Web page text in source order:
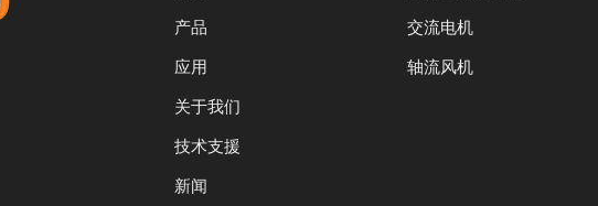
产品
应用
关于我们
技术支援
新闻
交流电机
轴流风机